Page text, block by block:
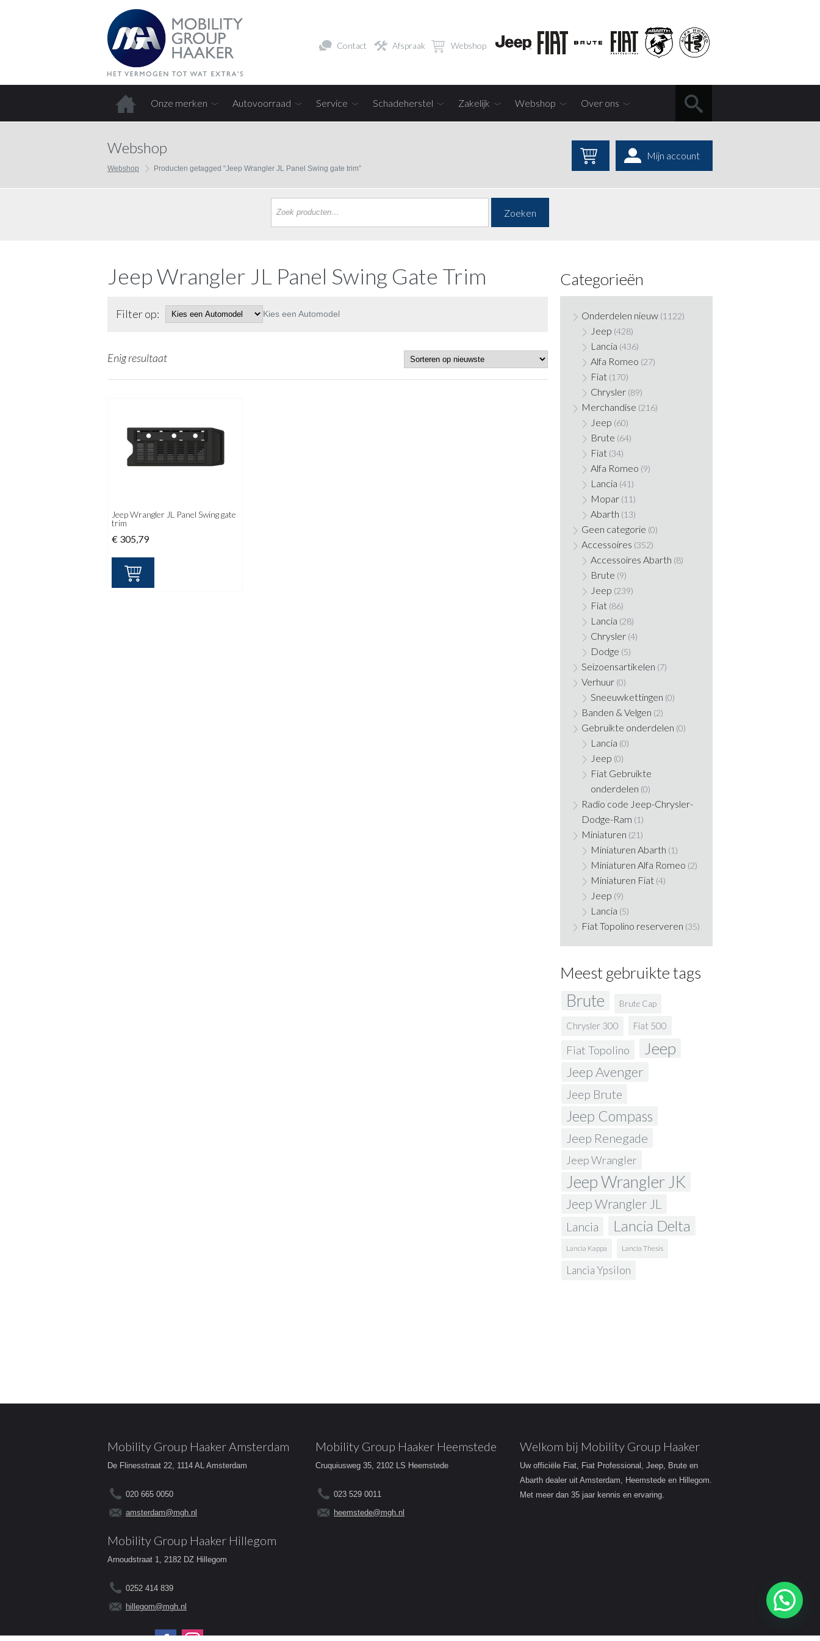
Contact Afspraak Webshop
Onze merken Autovoorraad Service Schadeherstel Zakelijk Webshop Over ons
Webshop
Webshop Producten getagged “Jeep Wrangler JL Panel Swing gate trim”
Mijn account
Zoeken
Jeep Wrangler JL Panel Swing Gate Trim
Filter op: Kies een Automodel
Enig resultaat
Jeep Wrangler JL Panel Swing gate
trim
€ 305,79
Categorieën
Onderdelen nieuw (1122)
Jeep (428)
Lancia (436)
Alfa Romeo (27)
Fiat (170)
Chrysler (89)
Merchandise (216)
Jeep (60)
Brute (64)
Fiat (34)
Alfa Romeo (9)
Lancia (41)
Mopar (11)
Abarth (13)
Geen categorie (0)
Accessoires (352)
Accessoires Abarth (8)
Brute (9)
Jeep (239)
Fiat (86)
Lancia (28)
Chrysler (4)
Dodge (5)
Seizoensartikelen (7)
Verhuur (0)
Sneeuwkettingen (0)
Banden & Velgen (2)
Gebruikte onderdelen (0)
Lancia (0)
Jeep (0)
Fiat Gebruikte
onderdelen (0)
Radio code Jeep-Chrysler-
Dodge-Ram (1)
Miniaturen (21)
Miniaturen Abarth (1)
Miniaturen Alfa Romeo (2)
Miniaturen Fiat (4)
Jeep (9)
Lancia (5)
Fiat Topolino reserveren (35)
Meest gebruikte tags
Brute Brute Cap
Chrysler 300 Fiat 500
Fiat Topolino Jeep
Jeep Avenger
Jeep Brute
Jeep Compass
Jeep Renegade
Jeep Wrangler
Jeep Wrangler JK
Jeep Wrangler JL
Lancia Lancia Delta
Lancia Kappa Lancia Thesis
Lancia Ypsilon
Mobility Group Haaker Amsterdam
De Flinesstraat 22, 1114 AL Amsterdam
020 665 0050
amsterdam@mgh.nl
Mobility Group Haaker Heemstede
Cruquiusweg 35, 2102 LS Heemstede
023 529 0011
heemstede@mgh.nl
Mobility Group Haaker Hillegom
Arnoudstraat 1, 2182 DZ Hillegom
0252 414 839
hillegom@mgh.nl
Volg ons op:
Welkom bij Mobility Group Haaker
Uw officiële Fiat, Fiat Professional, Jeep, Brute en
Abarth dealer uit Amsterdam, Heemstede en Hillegom.
Met meer dan 35 jaar kennis en ervaring.